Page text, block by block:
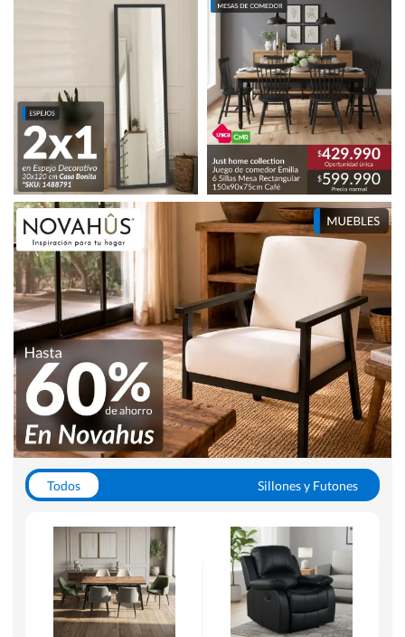
Todos
Sillones y Futones
Escritorios y Sillas PC
Racks y Muebles TV
Alfombras